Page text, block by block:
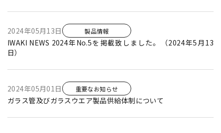
2024年05月13日 製品情報
IWAKI NEWS 2024年No.5を掲載致しました。（2024年5月13
日）
2024年05月01日 重要なお知らせ
ガラス管及びガラスウエア製品供給体制について